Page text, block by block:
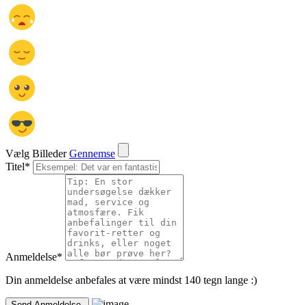
Vælg Billeder Gennemse
Titel*
Anmeldelse*
Din anmeldelse anbefales at være mindst 140 tegn lange :)